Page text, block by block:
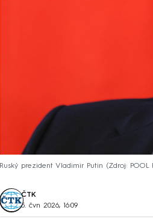
Ruský prezident Vladimir Putin Zdroj: POOL
ČTK
5. čvn 2026, 16:09